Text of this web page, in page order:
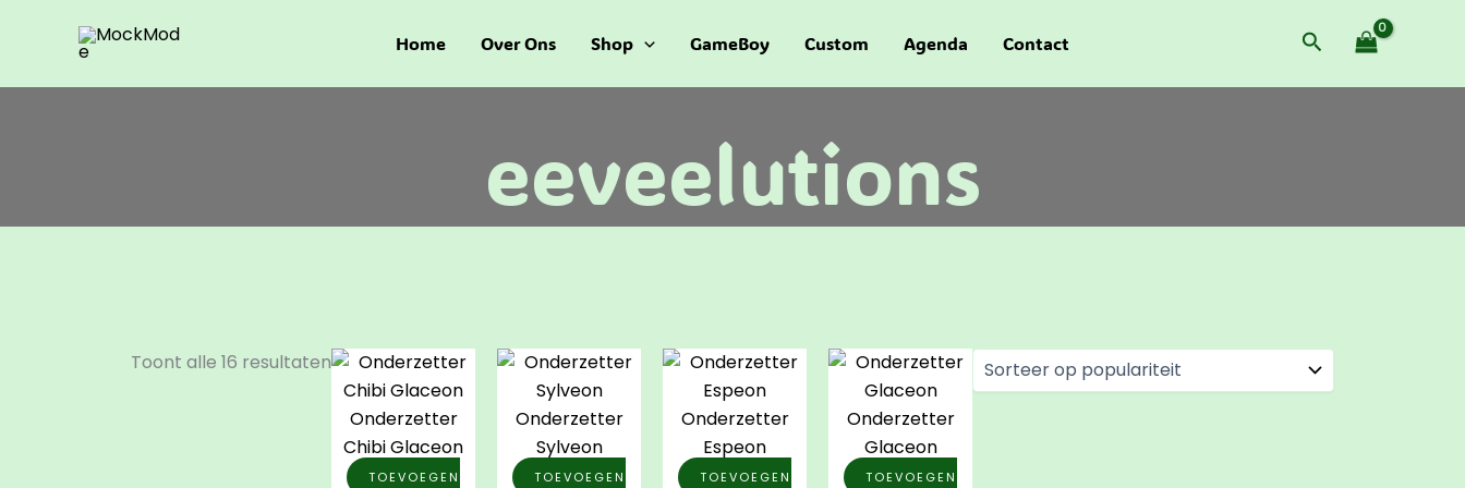
Home Over Ons Shop GameBoy Custom Agenda Contact Zoeken
eeveelutions
Toont alle 16 resultaten
Onderzetter
Chibi Glaceon
TOEVOEGEN
Onderzetter
Sylveon
TOEVOEGEN
Onderzetter
Espeon
TOEVOEGEN
Onderzetter
Glaceon
TOEVOEGEN